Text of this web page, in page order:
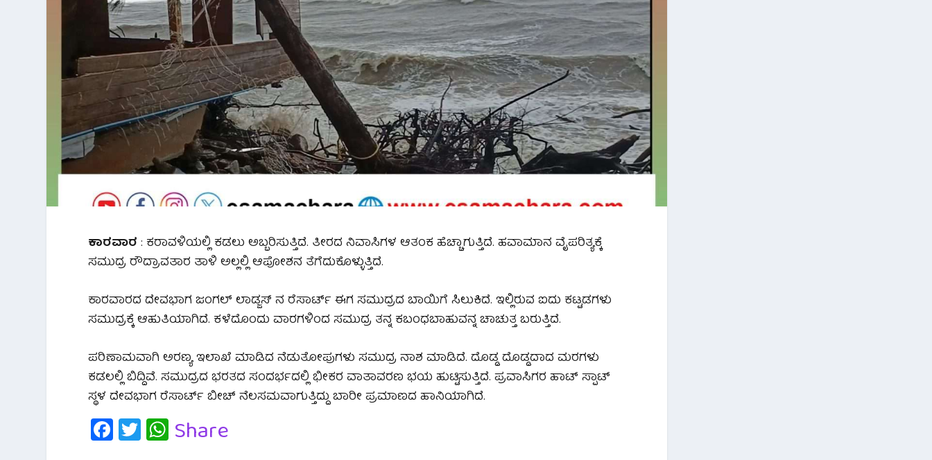
ಕಾರವಾರ : ಕರಾವಳಿಯಲ್ಲಿ ಕಡಲು ಅಬ್ಬರಿಸುತ್ತಿದೆ. ತೀರದ ನಿವಾಸಿಗಳ ಆತಂಕ ಹೆಚ್ಚಾಗುತ್ತಿದೆ. ಹವಾಮಾನ ವೈಪರಿತ್ಯಕ್ಕೆ
ಸಮುದ್ರ ರೌದ್ರಾವತಾರ ತಾಳಿ ಅಲ್ಲಲ್ಲಿ ಆಪೋಶನ ತೆಗೆದುಕೊಳ್ಳುತ್ತಿದೆ.
ಕಾರವಾರದ ದೇವಭಾಗ ಜಂಗಲ್ ಲಾಡ್ಜಸ್ ನ ರೆಸಾರ್ಟ್ ಈಗ ಸಮುದ್ರದ ಬಾಯಿಗೆ ಸಿಲುಕಿದೆ. ಇಲ್ಲಿರುವ ಐದು ಕಟ್ಟಡಗಳು
ಸಮುದ್ರಕ್ಕೆ ಆಹುತಿಯಾಗಿದೆ. ಕಳೆದೊಂದು ವಾರಗಳಿಂದ ಸಮುದ್ರ ತನ್ನ ಕಬಂಧಬಾಹುವನ್ನ ಚಾಚುತ್ತ ಬರುತ್ತಿದೆ.
ಪರಿಣಾಮವಾಗಿ ಅರಣ್ಯ ಇಲಾಖೆ ಮಾಡಿದ ನೆಡುತೋಪುಗಳು ಸಮುದ್ರ ನಾಶ ಮಾಡಿದೆ. ದೊಡ್ಡ ದೊಡ್ಡದಾದ ಮರಗಳು
ಕಡಲಲ್ಲಿ ಬಿದ್ದಿವೆ. ಸಮುದ್ರದ ಭರತದ ಸಂದರ್ಭದಲ್ಲಿ ಭೀಕರ ವಾತಾವರಣ ಭಯ ಹುಟ್ಟಿಸುತ್ತಿದೆ. ಪ್ರವಾಸಿಗರ ಹಾಟ್ ಸ್ಪಾಟ್
ಸ್ಥಳ ದೇವಭಾಗ ರೆಸಾರ್ಟ್ ಬೀಚ್ ನೆಲಸಮವಾಗುತ್ತಿದ್ದು ಬಾರೀ ಪ್ರಮಾಣದ ಹಾನಿಯಾಗಿದೆ.
Fa
c
T
wi
W
Share